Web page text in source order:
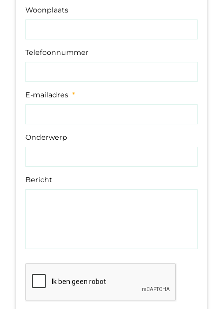
Woonplaats
Telefoonnummer
E-mailadres *
Onderwerp
Bericht
C